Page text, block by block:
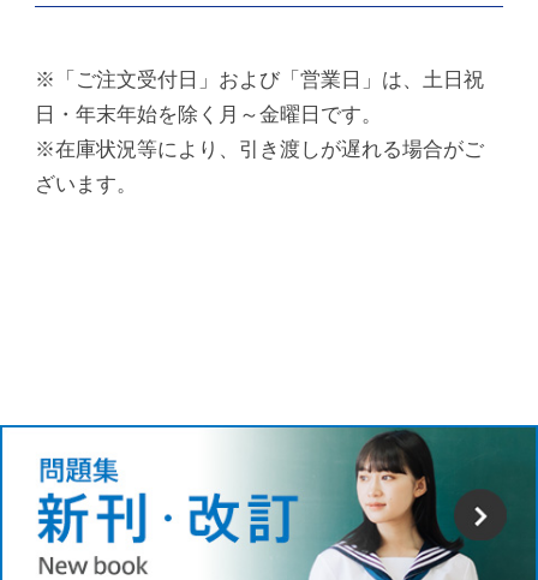
※「ご注文受付日」および「営業日」は、土日祝
日・年末年始を除く月～金曜日です。
※在庫状況等により、引き渡しが遅れる場合がご
ざいます。